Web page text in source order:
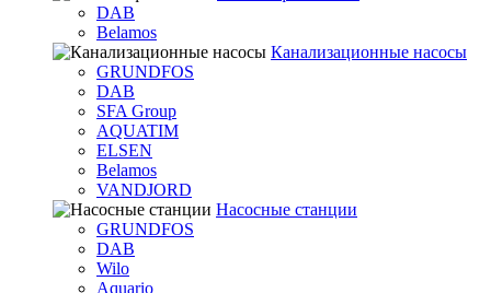
DAB
Belamos
Канализационные насосы
GRUNDFOS
DAB
SFA Group
AQUATIM
ELSEN
Belamos
VANDJORD
Насосные станции
GRUNDFOS
DAB
Wilo
Aquario